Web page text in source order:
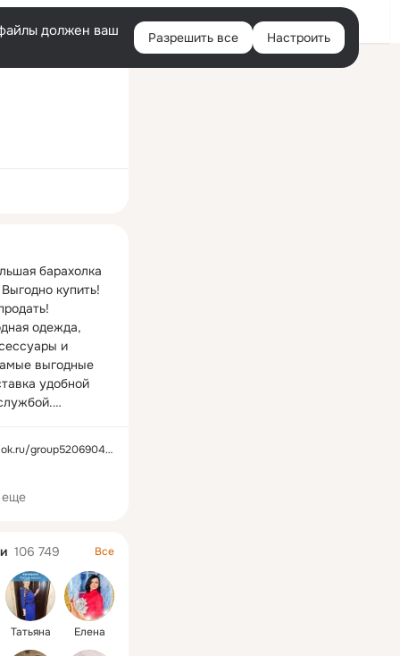
Войти
должен ваш
Разрешить все Настроить
барахолка
купить!
одежда,
и
выгодные
удобной
в
под фото.
group52069046747383
еще
106 749 Все
Татьяна Елена